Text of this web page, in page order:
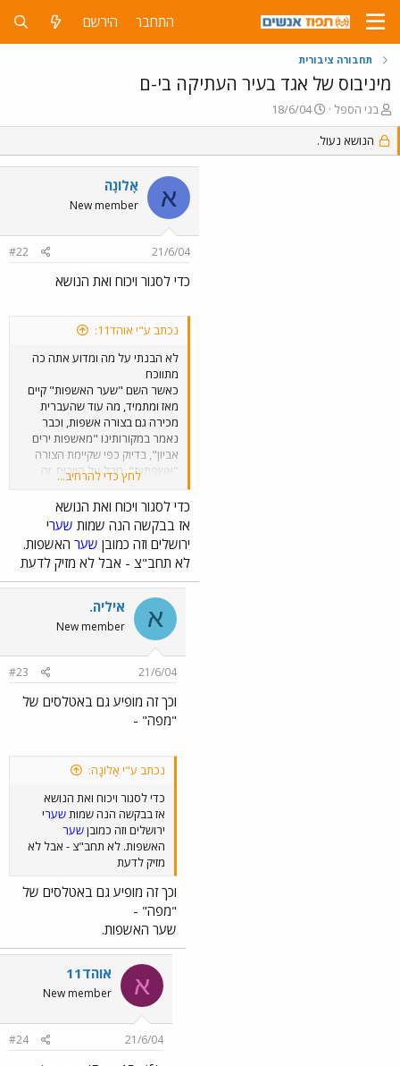
התחבר הירשם
תחבורה ציבורית
מיניבוס של אגד בעיר העתיקה בי-ם
פ
ו
ת
ח
בני הספל
פ
ו
ס
18/6/04
הנושא נעול.
א אָלוֹנָה
New member
21/6/04
#22
כדי לסגור ויכוח ואת הנושא
נכתב ע"י אוהד11:
לא הבנתי על מה ומדוע אתה כה
מתווכח
כאשר השם "שער האשפות" קיים
מאז ומתמיד, מה עוד שהעברית
מכירה גם בצורה אשפות, וכבר
נאמר במקורותינו "מאשפות ירים
אביון", בדיוק כפי שקיימת הצורה
"אשפתות". חבל על הויכוח, זה
לחץ כדי להרחיב...
כדי לסגור ויכוח ואת הנושא
אז בבקשה הנה שמות שערי
ירושלים וזה כמובן שער האשפות.
לא תחב"צ - אבל לא מזיק לדעת
א איליה.
New member
21/6/04
#23
וכך זה מופיע גם באטלסים של
"מפה" -
נכתב ע"י אָלוֹנָה:
כדי לסגור ויכוח ואת הנושא
אז בבקשה הנה שמות שערי
ירושלים וזה כמובןשער
האשפות. לא תחב"צ - אבל לא
מזיק לדעת
וכך זה מופיע גם באטלסים של
"מפה" -
שער האשפות.
א אוהד11
New member
21/6/04
#24